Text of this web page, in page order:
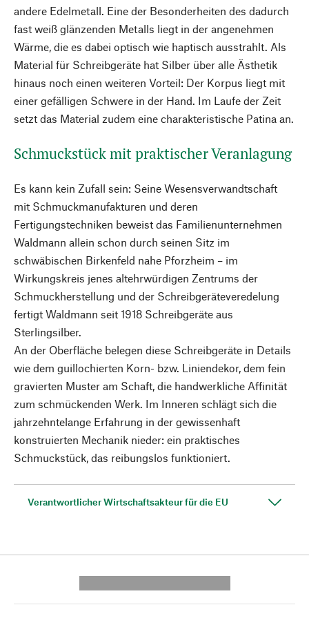
andere Edelmetall. Eine der Besonderheiten des dadurch
fast weiß glänzenden Metalls liegt in der angenehmen
Wärme, die es dabei optisch wie haptisch ausstrahlt. Als
Material für Schreibgeräte hat Silber über alle Ästhetik
hinaus noch einen weiteren Vorteil: Der Korpus liegt mit
einer gefälligen Schwere in der Hand. Im Laufe der Zeit
setzt das Material zudem eine charakteristische Patina an.
Schmuckstück mit praktischer Veranlagung
Es kann kein Zufall sein: Seine Wesensverwandtschaft
mit Schmuckmanufakturen und deren
Fertigungstechniken beweist das Familienunternehmen
Waldmann allein schon durch seinen Sitz im
schwäbischen Birkenfeld nahe Pforzheim – im
Wirkungskreis jenes altehrwürdigen Zentrums der
Schmuckherstellung und der Schreibgeräteveredelung
fertigt Waldmann seit 1918 Schreibgeräte aus
Sterlingsilber.
An der Oberfläche belegen diese Schreibgeräte in Details
wie dem guillochierten Korn- bzw. Liniendekor, dem fein
gravierten Muster am Schaft, die handwerkliche Affinität
zum schmückenden Werk. Im Inneren schlägt sich die
jahrzehntelange Erfahrung in der gewissenhaft
konstruierten Mechanik nieder: ein praktisches
Schmuckstück, das reibungslos funktioniert.
Verantwortlicher Wirtschaftsakteur für die EU